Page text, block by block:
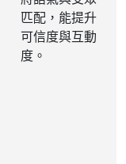
匹配，能提升
可信度與互動
度。